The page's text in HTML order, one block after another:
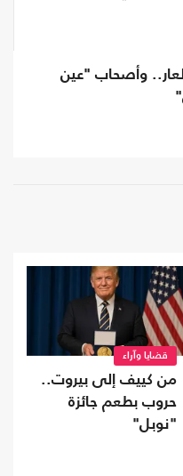
وأصحاب "عين
قضايا وآراء
من كييف إلى بيروت..
حروب بطعم جائزة
"نوبل"